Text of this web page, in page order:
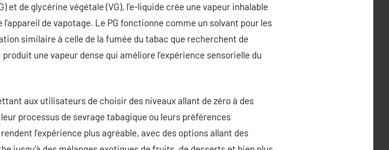
et de glycérine végétale (VG), l’e-liquide crée une vapeur inhalable
de vapotage. Le PG fonctionne comme un solvant pour les
similaire à celle de la fumée du tabac que recherchent de
une vapeur dense qui améliore l’expérience sensorielle du
aux utilisateurs de choisir des niveaux allant de zéro à des
processus de sevrage tabagique ou leurs préférences
l’expérience plus agréable, avec des options allant des